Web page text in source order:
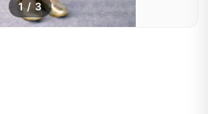
1/ 3